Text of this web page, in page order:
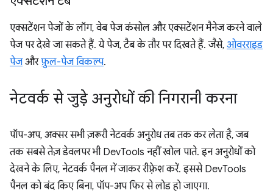
एक्सटेंशन पेजों के लॉग, वेब पेज कंसोल और एक्सटेंशन मैनेज करने वाले
पेज पर देखे जा सकते हैं. ये पेज, टैब के तौर पर दिखते हैं. जैसे, ओवरराइड
पेजऔरफ़ुल-पेज विकल्प.
नेटवर्क से जुड़े अनुरोधों की निगरानी करना
पॉप-अप, अक्सर सभी ज़रूरी नेटवर्क अनुरोध तब तक कर लेता है, जब
तक सबसे तेज़ डेवलपर भी DevTools नहीं खोल पाते. इन अनुरोधों को
देखने के लिए, नेटवर्क पैनल में जाकर रीफ़्रेश करें. इससे DevTools
पैनल को बंद किए बिना, पॉप-अप फिर से लोड हो जाएगा.